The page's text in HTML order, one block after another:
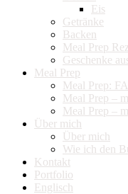
Eis
Getränke
Backen
Meal Prep
Geschenke
Meal Prep
Meal Prep:
Meal Prep –
Meal Prep –
Über mich
Über mich
Wie ich den
Kontakt
Portfolio
Englisch